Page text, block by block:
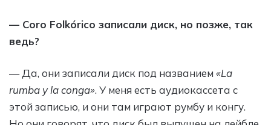
— Coro Folkórico записали диск, но позже, так
ведь?
— Да, они записали диск под названием «La
rumba y la conga». У меня есть аудиокассета с
этой записью, и они там играют румбу и конгу.